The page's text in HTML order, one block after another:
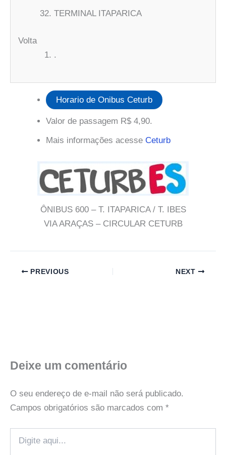
TERMINAL ITAPARICA
Volta
.
Horario de Onibus Ceturb
Valor de passagem R$ 4,90.
Mais informações acesse Ceturb
ÔNIBUS 600 – T. ITAPARICA / T. IBES
VIA ARAÇAS – CIRCULAR CETURB
PREVIOUS NEXT
Deixe um comentário
O seu endereço de e-mail não será publicado.
Campos obrigatórios são marcados com *
aqui...